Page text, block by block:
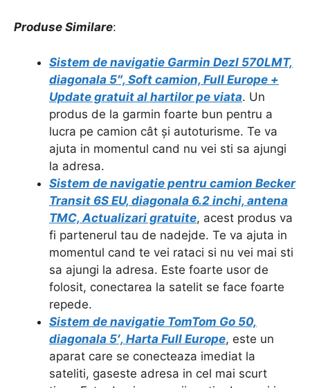
Produse Similare:
Sistem de navigatie Garmin Dezl 570LMT,
diagonala 5″, Soft camion, Full Europe +
Update gratuit al hartilor pe viata. Un
produs de la garmin foarte bun pentru a
lucra pe camion cât și autoturisme. Te va
ajuta in momentul cand nu vei sti sa ajungi
la adresa.
Sistem de navigatie pentru camion Becker
Transit 6S EU, diagonala 6.2 inchi, antena
TMC, Actualizari gratuite, acest produs va
fi partenerul tau de nadejde. Te va ajuta in
momentul cand te vei rataci si nu vei mai sti
sa ajungi la adresa. Este foarte usor de
folosit, conectarea la satelit se face foarte
repede.
Sistem de navigatie TomTom Go 50,
diagonala 5′, Harta Full Europe, este un
aparat care se conecteaza imediat la
sateliti, gaseste adresa in cel mai scurt